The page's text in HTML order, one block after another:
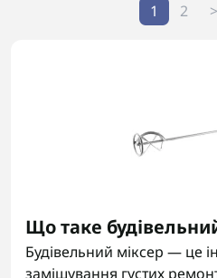
1 2 >
Що таке
Будівельний міксер — це
замішування густих